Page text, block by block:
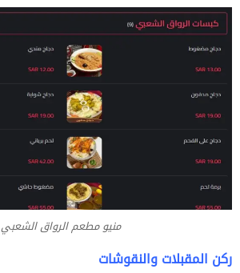
منيو مطعم الرواق الشعبي
ركن المقبلات والنقوشات